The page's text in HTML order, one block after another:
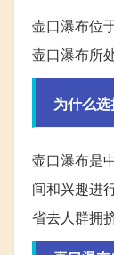
壶口瀑布位
壶口瀑布所
为什么
壶口瀑布是
间和兴趣进
省去人群拥